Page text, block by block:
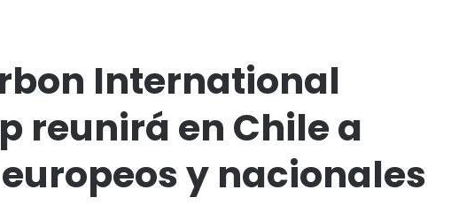
International
reunirá en Chile a
y nacionales